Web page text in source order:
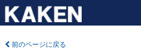
前のページに戻る